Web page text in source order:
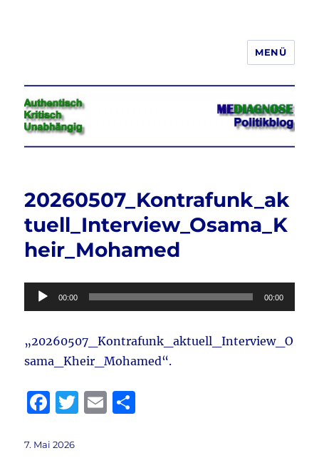
Jeder hat das Recht, seine
Meinung in Wort, Schrift und Bild
frei zu äußern und zu verbreiten
MENÜ
20260507_Kontrafunk_ak
tuell_Interview_Osama_K
heir_Mohamed
Audio-
Player
00:00 00:00
„20260507_Kontrafunk_aktuell_Interview_O
sama_Kheir_Mohamed“.
F
c
T
E
Veröffentlicht
7. Mai 2026